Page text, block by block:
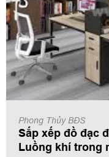
Phong Thủy BĐS
Sắp xếp đồ đạc
Luồng khí trong